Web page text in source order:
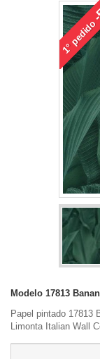
1°
pedido
-
Modelo 17813
Papel pintado 17813
Limonta Italian Wall